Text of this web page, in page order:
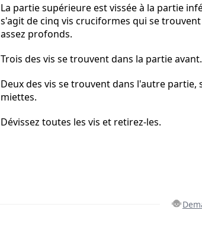
La partie supérieure est vissée à la partie
s'agit de cinq vis cruciformes qui se
assez profonds.
Trois des vis se trouvent dans la partie avant.
Deux des vis se trouvent dans l'autre partie,
miettes.
Dévissez toutes les vis et retirez-les.